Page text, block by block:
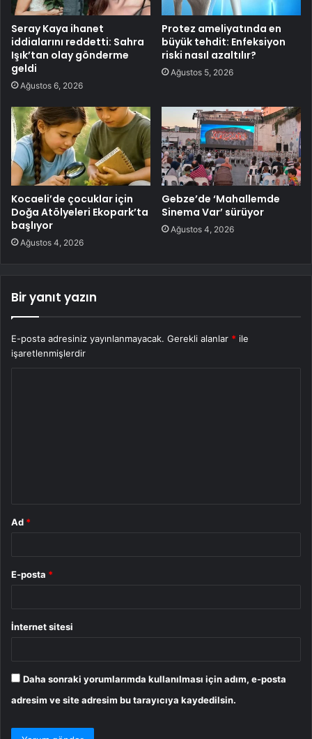
Seray Kaya ihanet
iddialarını reddetti: Sahra
Işık’tan olay gönderme
geldi
Ağustos 6, 2026
Protez ameliyatında en
büyük tehdit: Enfeksiyon
riski nasıl azaltılır?
Ağustos 5, 2026
Kocaeli’de çocuklar için
Doğa Atölyeleri Ekopark’ta
başlıyor
Ağustos 4, 2026
Gebze’de ‘Mahallemde
Sinema Var’ sürüyor
Ağustos 4, 2026
Bir yanıt yazın
E-posta adresiniz yayınlanmayacak. Gerekli alanlar * ile
işaretlenmişlerdir
Ad *
E-posta *
İnternet sitesi
Daha sonraki yorumlarımda kullanılması için adım, e-posta
adresim ve site adresim bu tarayıcıya kaydedilsin.